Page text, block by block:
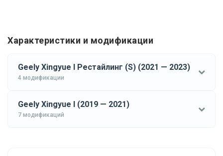
Характеристики и модификации
Geely Xingyue I Рестайлинг (S) (2021 — 2023)
4 модификации
Geely Xingyue I (2019 — 2021)
7 модификаций